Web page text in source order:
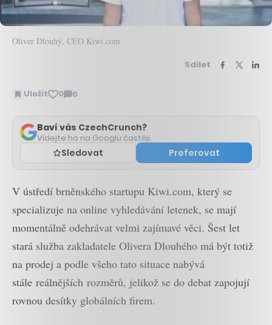
Oliver Dlouhý, CEO Kiwi.com
Sdílet
Uložit 0 0
Zobrazit
Baví vás CzechCrunch?
Vídejte ho na Googlu častěji.
Sledovat Preferovat
V ústředí brněnského startupu Kiwi.com, který se
specializuje na online vyhledávání letenek, se mají
momentálně odehrávat velmi zajímavé věci. Šest let
stará služba zakladatele Olivera Dlouhého má být totiž
na prodej a podle všeho tato situace nabývá
stále reálnějších rozměrů, jelikož se do debat zapojují
rovnou desítky globálních firem.